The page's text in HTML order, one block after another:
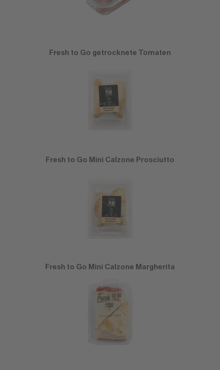
Fresh to Go getrocknete Tomaten
Fresh to Go Mini Calzone Prosciutto
Fresh to Go Mini Calzone Margherita